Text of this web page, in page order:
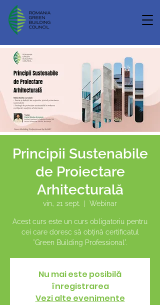
Principii Sustenabile
de Proiectare
Arhitecturală
vin., 21 sept. Webinar
Acest curs este un curs obligatoriu pentru
cei care doresc să obțină certificatul
"Green Building Professional".
Nu mai este posibilă
înregistrarea
Vezi alte evenimente